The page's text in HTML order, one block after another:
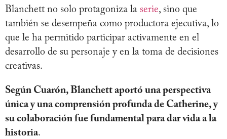
Blanchett no solo protagoniza la serie, sino que
también se desempeña como productora ejecutiva, lo
que le ha permitido participar activamente en el
desarrollo de su personaje y en la toma de decisiones
creativas.
Según Cuarón, Blanchett aportó una perspectiva
única y una comprensión profunda de Catherine, y
su colaboración fue fundamental para dar vida a la
historia.